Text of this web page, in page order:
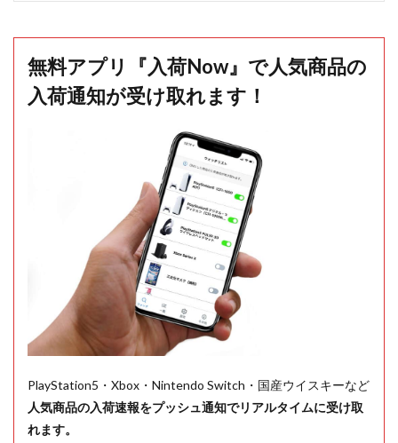
無料アプリ『入荷Now』で人気商品の
入荷通知が受け取れます！
PlayStation5・Xbox・Nintendo Switch・国産ウイスキーなど
人気商品の入荷速報をプッシュ通知でリアルタイムに受け取
れます。